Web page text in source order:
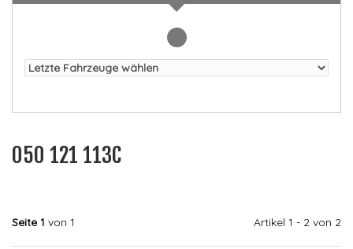
050 121 113C
Seite 1 von 1 Artikel 1 - 2 von 2